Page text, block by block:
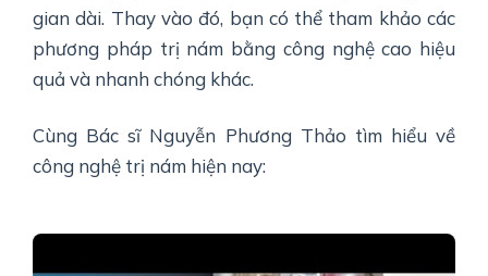
gian dài. Thay vào đó, bạn có thể tham khảo các
phương pháp trị nám bằng công nghệ cao hiệu
quả và nhanh chóng khác.
Cùng Bác sĩ Nguyễn Phương Thảo tìm hiểu về
công nghệ trị nám hiện nay: